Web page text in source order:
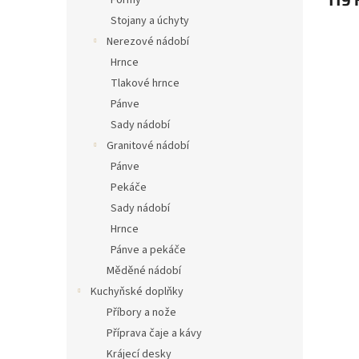
Stojany a úchyty
Nerezové nádobí
Hrnce
Tlakové hrnce
Pánve
Sady nádobí
Granitové nádobí
Pánve
Pekáče
Sady nádobí
Hrnce
Pánve a pekáče
Měděné nádobí
Kuchyňské doplňky
Příbory a nože
Příprava čaje a kávy
Krájecí desky